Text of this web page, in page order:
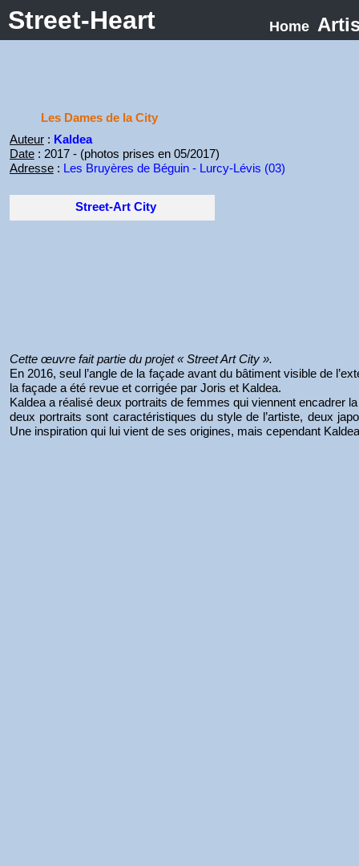
Street-Heart Home
Les Dames de la City
Auteur: Kaldea
Date: 2017 - (photos prises en 05/2017)
Adresse: Les Bruyères de Béguin - Lurcy-Lévis (03)
Street-Art City
Cette œuvre fait partie du projet « Street Art City ».
En 2016, seul l’angle de la façade avant du bâtiment visible de
la façade a été revue et corrigée par Joris et Kaldea.
Kaldea a réalisé deux portraits de femmes qui viennent encadrer
deux portraits sont caractéristiques du style de l’artiste, deux
Une inspiration qui lui vient de ses origines, mais cependant